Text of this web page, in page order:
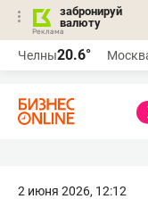
забронируй
валюту
Челны20.6°
2 июня 2026, 12:12